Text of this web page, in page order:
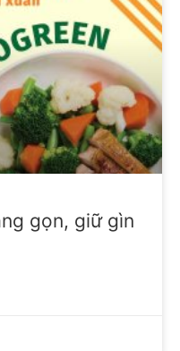
gọn, giữ gìn